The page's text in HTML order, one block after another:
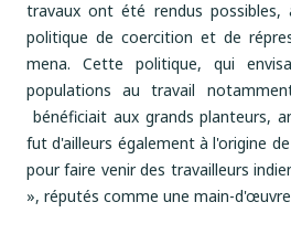
travaux ont été rendus
politique de coercition et de
mena. Cette politique, qui
populations au travail
bénéficiait aux grands planteurs,
fut d'ailleurs également à l'origine
pour faire venir des travailleurs
», réputés comme une main-